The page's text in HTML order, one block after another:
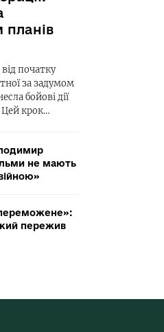
планів
початку
за задумом
бойові дії
Цей крок…
не мають
пережив